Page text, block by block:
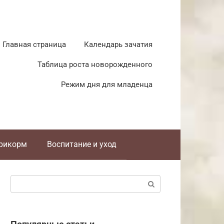
Главная страница Календарь зачатия
Таблица роста новорожденного
Режим дня для младенца
Воспитание и уход